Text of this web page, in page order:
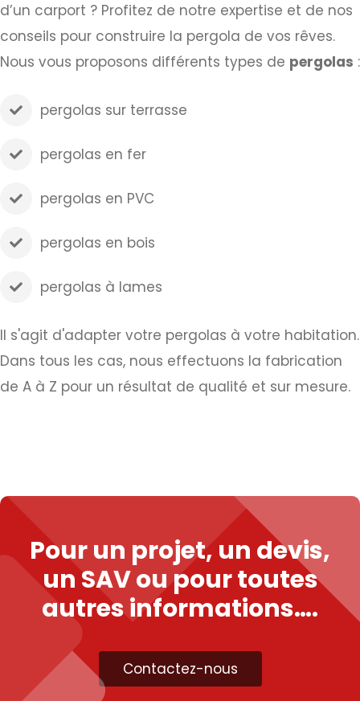
d’un carport ? Profitez de notre expertise et de nos
conseils pour construire la pergola de vos rêves.
Nous vous proposons différents types de pergolas :
pergolas sur terrasse
pergolas en fer
pergolas en PVC
pergolas en bois
pergolas à lames
Il s'agit d'adapter votre pergolas à votre habitation.
Dans tous les cas, nous effectuons la fabrication
de A à Z pour un résultat de qualité et sur mesure.
Pour un projet, un devis,
un SAV ou pour toutes
autres informations….
Contactez-nous